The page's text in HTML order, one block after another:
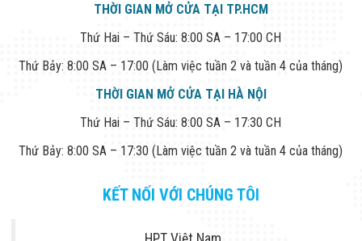
THỜI GIAN MỞ CỬA TẠI TP.HCM
Thứ Hai – Thứ Sáu: 8:00 SA – 17:00 CH
Thứ Bảy: 8:00 SA – 17:00 (Làm việc tuần 2 và tuần 4 của tháng)
THỜI GIAN MỞ CỬA TẠI HÀ NỘI
Thứ Hai – Thứ Sáu: 8:00 SA – 17:30 CH
Thứ Bảy: 8:00 SA – 17:30 (Làm việc tuần 2 và tuần 4 của tháng)
KẾT NỐI VỚI CHÚNG TÔI